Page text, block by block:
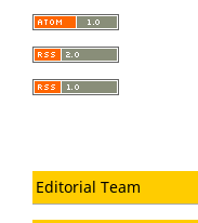
Editorial Team